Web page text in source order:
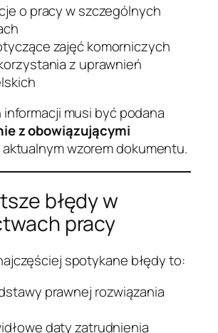
o pracy w szczególnych
zajęć komorniczych
z uprawnień
informacji musi być podana
z obowiązującymi
aktualnym wzorem dokumentu.
błędy w
pracy
spotykane błędy to:
prawnej rozwiązania
daty zatrudnienia